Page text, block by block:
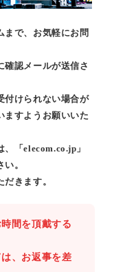
まで、お気軽にお問
確認メールが送信さ
付けられない場合が
ますようお願いいた
「elecom.co.jp」
。
きます。
間を頂戴する
、お返事を差